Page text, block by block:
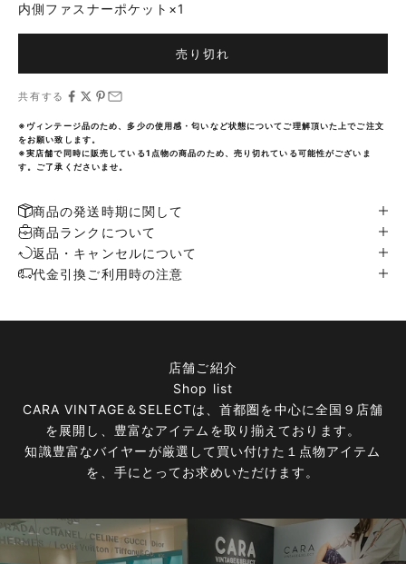
内側ファスナーポケット×1
売り切れ
共有する
※ヴィンテージ品のため、多少の使用感・匂いなど状態についてご理解頂いた上でご注文
をお願い致します。
※実店舗で同時に販売している1点物の商品のため、売り切れている可能性がございま
す。ご了承くださいませ。
商品の発送時期に関して
商品ランクについて
返品・キャンセルについて
代金引換ご利用時の注意
店舗ご紹介
Shop list
CARA VINTAGE＆SELECTは、首都圏を中心に全国９店舗
を展開し、豊富なアイテムを取り揃えております。
知識豊富なバイヤーが厳選して買い付けた１点物アイテム
を、手にとってお求めいただけます。